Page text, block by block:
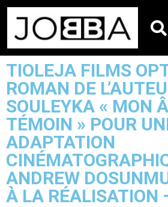
TIOLEJA FILMS
ROMAN DE
SOULEYKA « MON
TÉMOIN » POUR
ADAPTATION
ANDREW
À LA RÉALISATION